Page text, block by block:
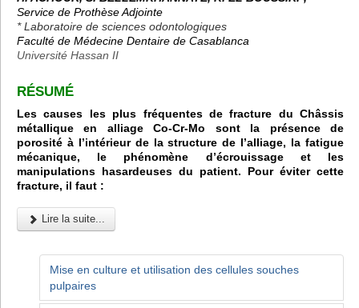
Service de Prothèse Adjointe
* Laboratoire de sciences odontologiques
Faculté de Médecine Dentaire de Casablanca
Université Hassan II
RÉSUMÉ
Les causes les plus fréquentes de fracture du Châssis
métallique en alliage Co-Cr-Mo sont la présence de
porosité à l’intérieur de la structure de l’alliage, la fatigue
mécanique, le phénomène d’écrouissage et les
manipulations hasardeuses du patient. Pour éviter cette
fracture, il faut :
Lire la suite...
Mise en culture et utilisation des cellules souches
pulpaires